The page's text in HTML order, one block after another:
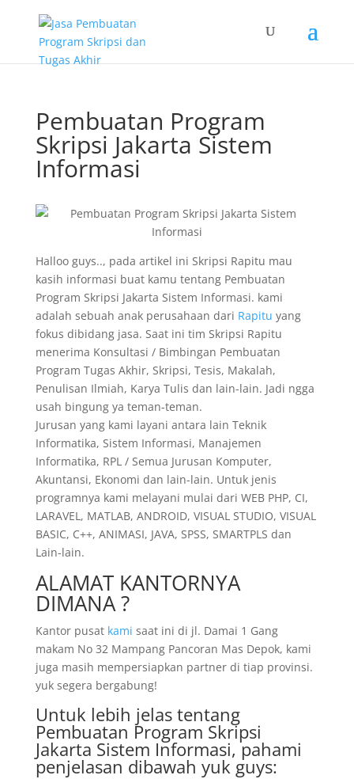
Pembuatan Program
Skripsi Jakarta Sistem
Informasi
Halloo guys.., pada artikel ini Skripsi Rapitu mau
kasih informasi buat kamu tentang Pembuatan
Program Skripsi Jakarta Sistem Informasi. kami
adalah sebuah anak perusahaan dari Rapitu yang
fokus dibidang jasa. Saat ini tim Skripsi Rapitu
menerima Konsultasi / Bimbingan Pembuatan
Program Tugas Akhir, Skripsi, Tesis, Makalah,
Penulisan Ilmiah, Karya Tulis dan lain-lain. Jadi ngga
usah bingung ya teman-teman.
Jurusan yang kami layani antara lain Teknik
Informatika, Sistem Informasi, Manajemen
Informatika, RPL / Semua Jurusan Komputer,
Akuntansi, Ekonomi dan lain-lain. Untuk jenis
programnya kami melayani mulai dari WEB PHP, CI,
LARAVEL, MATLAB, ANDROID, VISUAL STUDIO, VISUAL
BASIC, C++, ANIMASI, JAVA, SPSS, SMARTPLS dan
Lain-lain.
ALAMAT KANTORNYA
DIMANA ?
Kantor pusat kami saat ini di jl. Damai 1 Gang
makam No 32 Mampang Pancoran Mas Depok, kami
juga masih mempersiapkan partner di tiap provinsi.
yuk segera bergabung!
Untuk lebih jelas tentang
Pembuatan Program Skripsi
Jakarta Sistem Informasi, pahami
penjelasan dibawah yuk guys: